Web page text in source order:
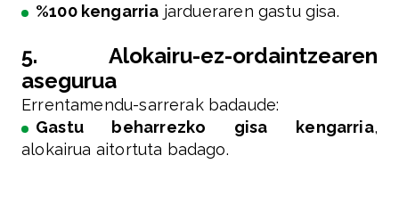
%100 kengarria jardueraren gastu gisa.
5. Alokairu-ez-ordaintzearen
asegurua
Errentamendu-sarrerak badaude:
Gastu beharrezko gisa kengarria,
alokairua aitortuta badago.